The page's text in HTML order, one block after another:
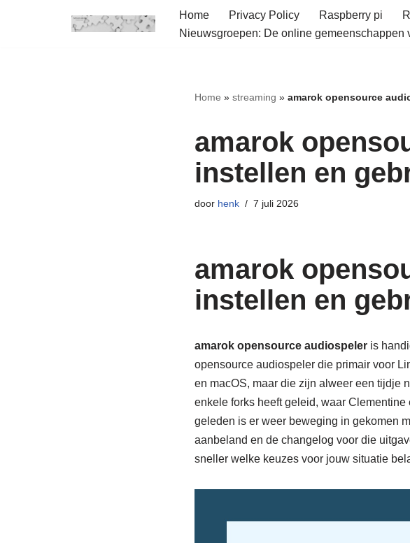
Home Privacy Policy Raspberry pi
Nieuwsgroepen: De online gemeenschappen
Home » streaming » amarok opensource
amarok
instellen en
door henk 7 juli 2026
amarok
instellen en
amarok opensource audiospeleris
opensource audiospeler die primair voor
en macOS, maar die zijn alweer een tijdje
enkele forks heeft geleid, waar
geleden is er weer beweging in gekomen
aanbeland en de changelog voor die
sneller welke keuzes voor jouw situatie